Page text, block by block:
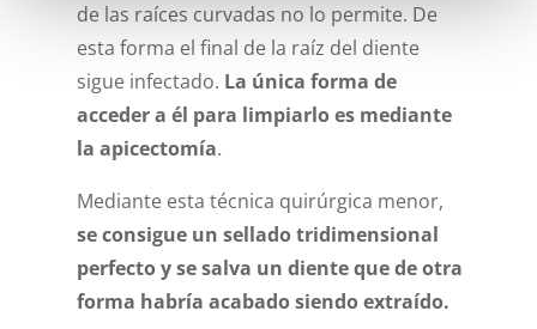
de las raíces curvadas no lo permite. De
esta forma el final de la raíz del diente
sigue infectado. La única forma de
acceder a él para limpiarlo es mediante
la apicectomía.
Mediante esta técnica quirúrgica menor,
se consigue un sellado tridimensional
perfecto y se salva un diente que de otra
forma habría acabado siendo extraído.